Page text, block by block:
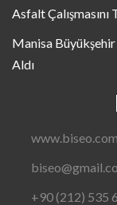
Asfalt Çalışmasını
Manisa Büyükşehir
Aldı
+90 (212) 535